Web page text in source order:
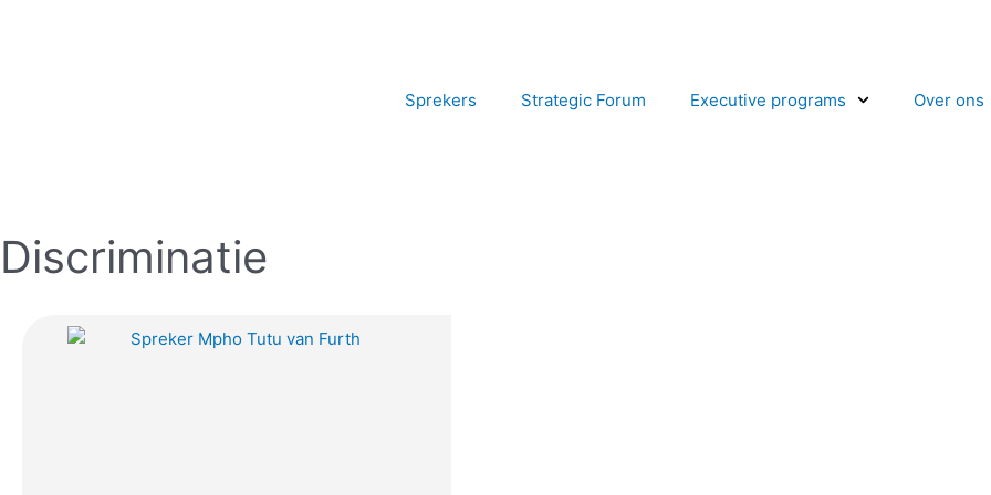
Sprekers Strategic Forum Executive programs Over ons
Discriminatie